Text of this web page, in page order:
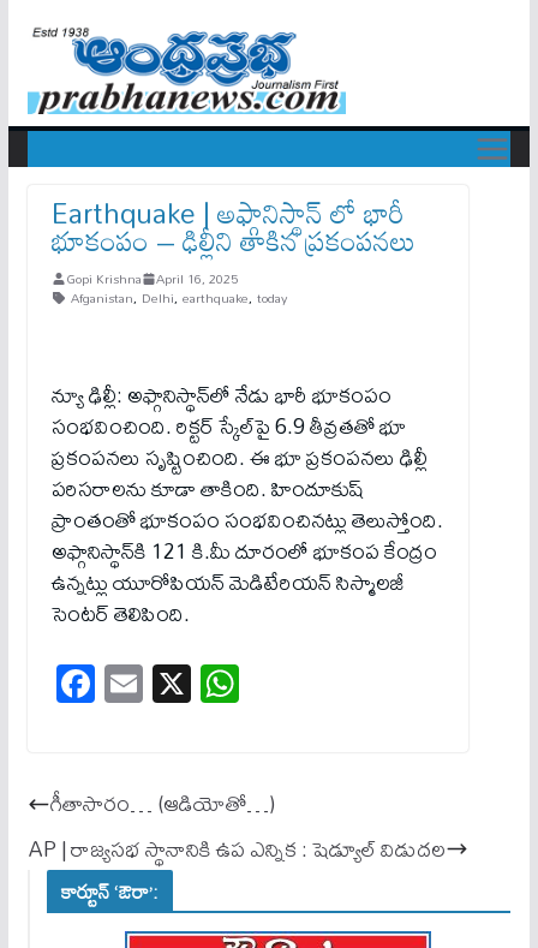
Earthquake | అఫ్గానిస్థాన్‌ లో భారీ
భూకంపం – ఢిల్లీని తాకిన ప్రకంపనలు
Gopi Krishna April 16, 2025
Afganistan, Delhi, earthquake, today
న్యూ ఢిల్లీ: అఫ్గానిస్థాన్‌లో నేడు భారీ భూకంపం
సంభవించింది. రిక్టర్‌ స్కేల్‌పై 6.9 తీవ్రతతో భూ
ప్రకంపనలు సృష్టించింది. ఈ భూ ప్రకంపనలు ఢిల్లీ
పరిసరాలను కూడా తాకింది. హిందూకుష్
ప్రాంతంతో భూకంపం సంభవించినట్లు తెలుస్తోంది.
అఫ్గానిస్థాన్‌కి 121 కి.మీ దూరంలో భూకంప కేంద్రం
ఉన్నట్లు యూరోపియన్‌ మెడిటేరియన్‌ సిస్మాలజీ
సెంటర్‌ తెలిపింది.
Fa
ce
ok
E
m
X W
ha
A
pp
గీతాసారం… (ఆడియోతో…)
AP | రాజ్యసభ స్థానానికి ఉప ఎన్నిక : షెడ్యూల్ విడుదల
కార్టూన్ ‘ఔరా’: